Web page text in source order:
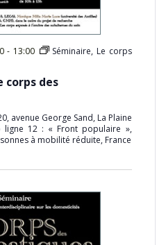
- 13:00
Séminaire, Le corps
corps des
avenue George Sand, La Plaine
ligne 12 : « Front populaire »,
à mobilité réduite, France